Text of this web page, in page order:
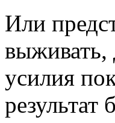
Или
выживать,
усилия
результат